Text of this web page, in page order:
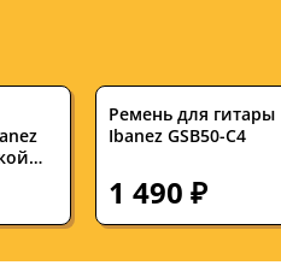
Ремень для гитары
Ibanez GSB50-C4
1 490 ₽